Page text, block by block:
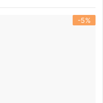
-5%